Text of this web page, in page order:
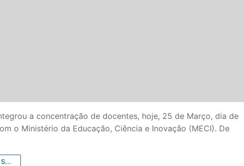
a concentração de docentes, hoje, 25 de Março, dia de
o Ministério da Educação, Ciência e Inovação (MECI). De